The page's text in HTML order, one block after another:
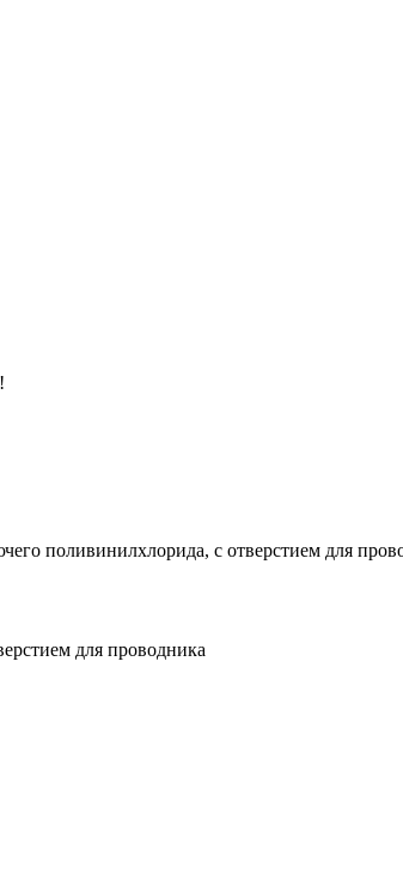
поливинилхлорида, с отверстием для
для проводника